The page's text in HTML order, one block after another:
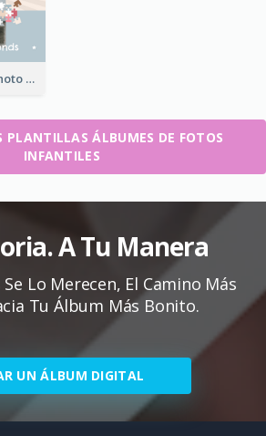
Cheerful Kids Photo Book
PLANTILLAS ÁLBUMES DE FOTOS
INFANTILES
A Tu Manera
Lo Merecen, El Camino Más
Tu Álbum Más Bonito.
UN ÁLBUM DIGITAL